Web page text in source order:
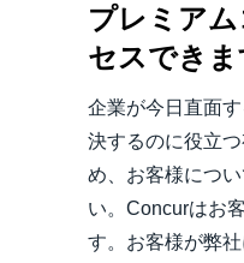
プレミア
セスできま
企業が今日直面
決するのに役立
め、お客様につ
い。Concurはお
す。お客様が弊